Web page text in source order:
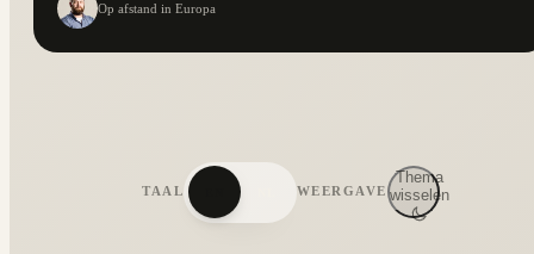
Op afstand in Europa
TAAL WEERGAVE
Thema
wisselen